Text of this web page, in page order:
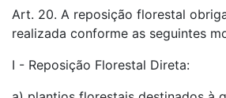
Art. 20. A reposição florestal
realizada conforme as seguintes
I - Reposição Florestal Direta: